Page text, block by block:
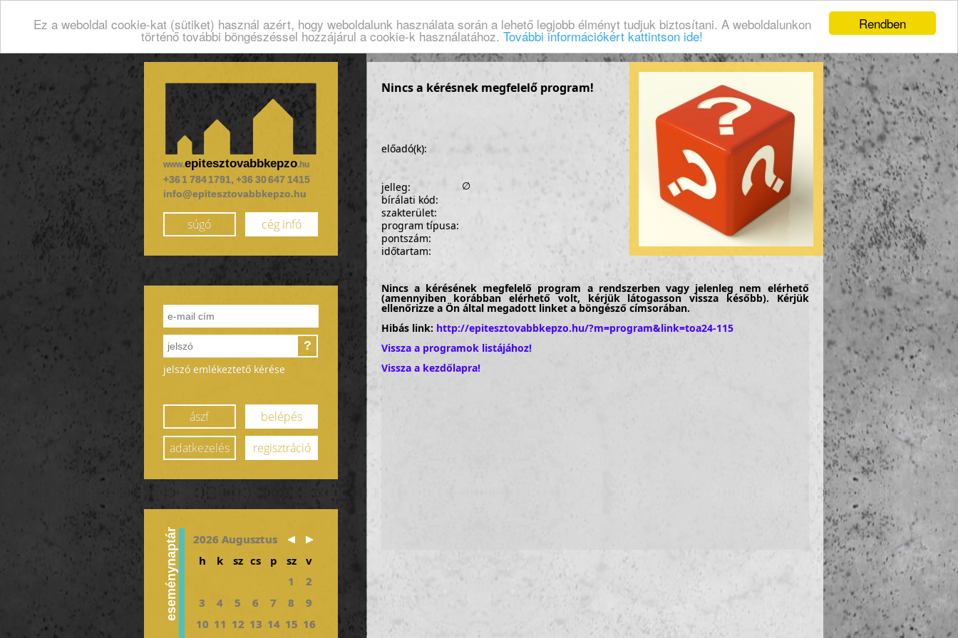
Rendben
Ez a weboldal cookie-kat (sütiket) használ azért, hogy weboldalunk használata során a lehető legjobb élményt tudjuk biztosítani. A weboldalunkon
történő további böngészéssel hozzájárul a cookie-k használatához. További információkért kattintson ide!
www.epitesztovabbkepzo.hu
+36 1 784 1791, +36 30 647 1415
info@epitesztovabbkepzo.hu
súgó cég infó
?
jelszó emlékeztető kérése
ászf
belépés
adatkezelés
regisztráció
eseménynaptár
2026 Augusztus
h
k sz cs p sz
v
1
2
3
4 5 6 7 8
9
10 11 12 13 14 15 16
Nincs a kérésnek megfelelő program!
előadó(k):
jelleg:
∅
bírálati kód:
szakterület:
program típusa:
pontszám:
időtartam:
Nincs a kérésének megfelelő program a rendszerben vagy jelenleg nem elérhető
(amennyiben korábban elérhető volt, kérjük látogasson vissza később). Kérjük
ellenőrizze a Ön által megadott linket a böngésző címsorában.
Hibás link: http://epitesztovabbkepzo.hu/?m=program&link=toa24-115
Vissza a programok listájához!
Vissza a kezdőlapra!